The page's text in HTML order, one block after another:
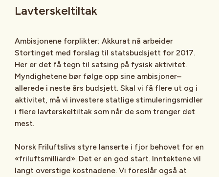
Lavterskeltiltak
Ambisjonene forplikter: Akkurat nå arbeider
Stortinget med forslag til statsbudsjett for 2017.
Her er det få tegn til satsing på fysisk aktivitet.
Myndighetene bør følge opp sine ambisjoner–
allerede i neste års budsjett. Skal vi få flere ut og i
aktivitet, må vi investere statlige stimuleringsmidler
i flere lavterskeltiltak som når de som trenger det
mest.
Norsk Friluftslivs styre lanserte i fjor behovet for en
«friluftsmilliard». Det er en god start. Inntektene vil
langt overstige kostnadene. Vi foreslår også at